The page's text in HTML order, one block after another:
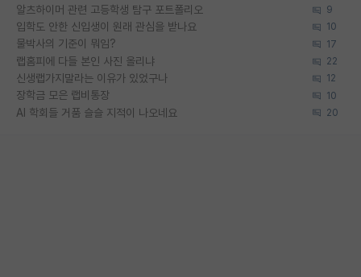
알츠하이머 관련 고등학생 탐구 포트폴리오 9
입학도 안한 신입생이 원래 관심을 받나요 10
물박사의 기준이 뭐임? 17
랩홈피에 다들 본인 사진 올리냐 22
신생랩가지말라는 이유가 있었구나 12
장학금 모은 랩비통장 10
AI 학회들 거품 슬슬 지적이 나오네요 20